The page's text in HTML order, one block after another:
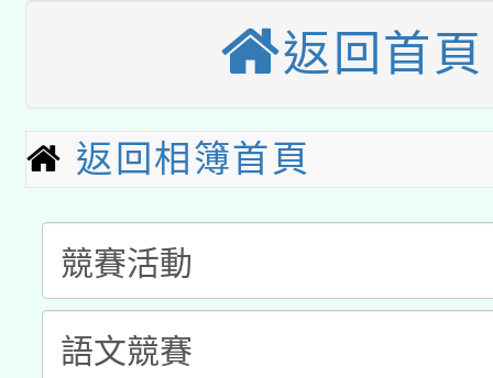
用水績優單位及節水達
桃園市孔廟祈福系列
開 智慧啟航」
本校115學年度第2次
招甄選結果公告(無人
招)
適應運動共學行動站研
本館辦理115年度閱讀
暨閱讀推動專業研習
科技賦能─人工智慧
礎課程
A3數位素養講師名單
「數位內容與教學軟體
返回首頁
返回相簿首頁